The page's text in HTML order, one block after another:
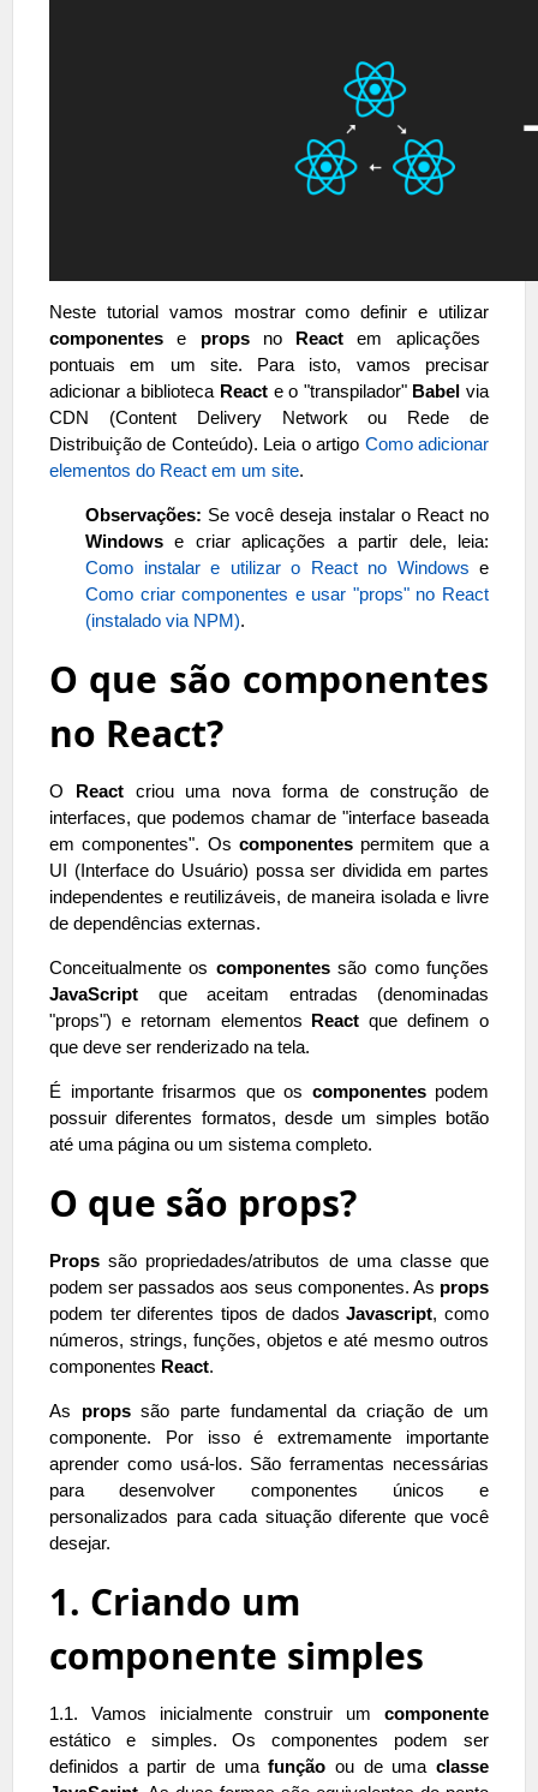
Neste tutorial vamos mostrar como definir e utilizar
componentese propsno Reactem aplicações
pontuais em um site. Para isto, vamos precisar
adicionar a biblioteca Reacte o "transpilador" Babel via
CDN (Content Delivery Network ou Rede de
Distribuição de Conteúdo). Leia o artigo Como adicionar
elementos do React em um site.
Observações: Se você deseja instalar o React no
Windows e criar aplicações a partir dele, leia:
Como instalar e utilizar o React no Windows e
Como criar componentes e usar "props" no React
(instalado via NPM).
O que são componentes
no React?
O Reactcriou uma nova forma de construção de
interfaces, que podemos chamar de "interface baseada
em componentes". Os componentes permitem que a
UI (Interface do Usuário) possa ser dividida em partes
independentes e reutilizáveis, de maneira isolada e livre
de dependências externas.
Conceitualmente os componentessão como funções
JavaScript que aceitam entradas (denominadas
"props") e retornam elementos Reactque definem o
que deve ser renderizado na tela.
É importante frisarmos que os componentespodem
possuir diferentes formatos, desde um simples botão
até uma página ou um sistema completo.
O que são props?
Props são propriedades/atributos de uma classe que
podem ser passados aos seus componentes. As props
podem ter diferentes tipos de dados Javascript, como
números, strings, funções, objetos e até mesmo outros
componentes React.
As propssão parte fundamental da criação de um
componente. Por isso é extremamente importante
aprender como usá-los. São ferramentas necessárias
para desenvolver componentes únicos e
personalizados para cada situação diferente que você
desejar.
1. Criando um
componente simples
1.1. Vamos inicialmente construir um componente
estático e simples. Os componentes podem ser
definidos a partir de umafunção ou de uma classe